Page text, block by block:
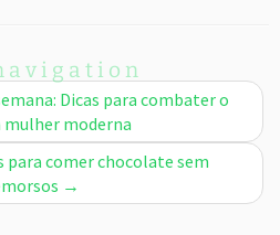
Dicas para combater o
mulher moderna
para comer chocolate sem
→